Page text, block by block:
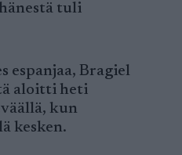
tuli
espanjaa, Bragiel
aloitti heti
kun
kesken.